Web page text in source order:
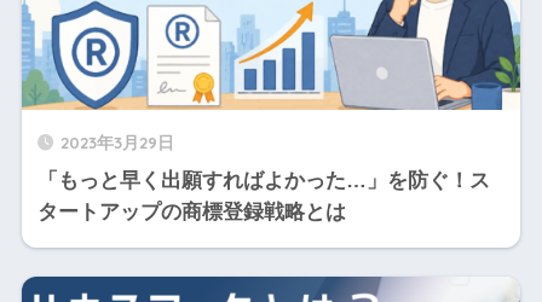
2023年3月29日
「もっと早く出願すればよかった…」を防ぐ！ス
タートアップの商標登録戦略とは